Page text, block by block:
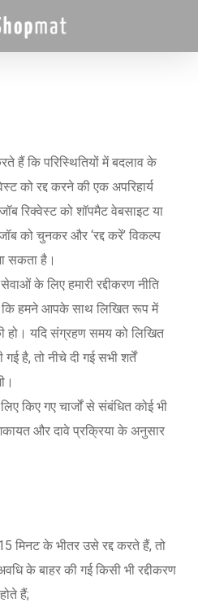
हैं कि परिस्थितियों में बदलाव के
को रद्द करने की एक अपरिहार्य
रिक्वेस्ट को शॉपमैट वेबसाइट या
को चुनकर और ‘रद्द करें’ विकल्प
सकता है।
के लिए हमारी रद्दीकरण नीति
कि हमने आपके साथ लिखित रूप में
हो। यदि संग्रहण समय को लिखित
है, तो नीचे दी गई सभी शर्तें
किए गए चार्जों से संबंधित कोई भी
और दावे प्रक्रिया के अनुसार
मिनट के भीतर उसे रद्द करते हैं, तो
के बाहर की गई किसी भी रद्दीकरण
हैं;